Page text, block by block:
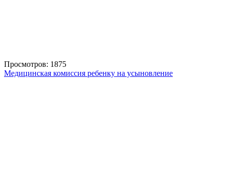
Просмотров: 1875
Медицинская комиссия ребенку на усыновление